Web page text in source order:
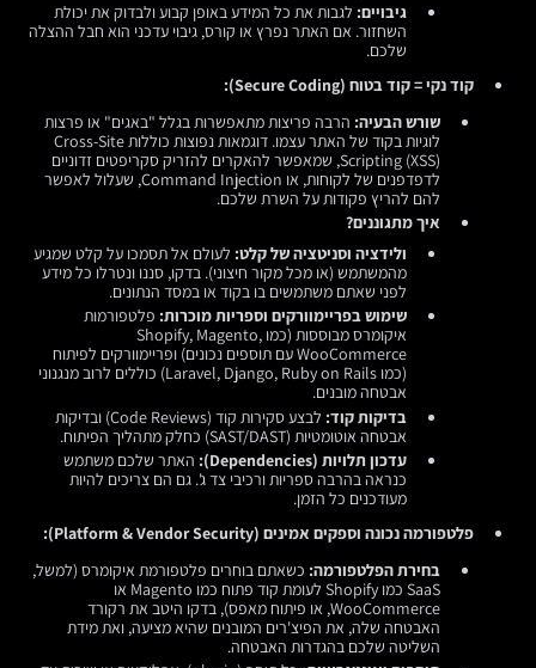
גיבויים: לגבות את כל המידע באופן קבוע ולבדוק את יכולת
השחזור. אם האתר נפרץ או קורס, גיבוי עדכני הוא חבל ההצלה
שלכם.
קוד נקי = קוד בטוח (Secure Coding):
שורש הבעיה: הרבה פריצות מתאפשרות בגלל "באגים" או פרצות
לוגיות בקוד של האתר עצמו. דוגמאות נפוצות כוללות Cross-Site
Scripting (XSS), שמאפשר להאקרים להזריק סקריפטים זדוניים
לדפדפנים של לקוחות, או Command Injection, שעלול לאפשר
להם להריץ פקודות על השרת שלכם.
איך מתגוננים?
ולידציה וסניטציה של קלט: לעולם אל תסמכו על קלט שמגיע
מהמשתמש (או מכל מקור חיצוני). בדקו, סננו ונטרלו כל מידע
לפני שאתם משתמשים בו בקוד או במסד הנתונים.
שימוש בפריימוורקים וספריות מוכרות: פלטפורמות
איקומרס מבוססות (כמו Shopify, Magento,
WooCommerce עם תוספים נכונים) ופריימוורקים לפיתוח
(כמו Laravel, Django, Ruby on Rails) כוללים לרוב מנגנוני
אבטחה מובנים.
בדיקות קוד:
לבצע סקירות קוד (Code Reviews) ובדיקות
אבטחה אוטומטיות (SAST/DAST) כחלק מתהליך הפיתוח.
עדכון תלויות (Dependencies):
האתר שלכם משתמש
כנראה בהרבה ספריות ורכיבי צד ג'. גם הם צריכים להיות
מעודכנים כל הזמן.
פלטפורמה נכונה וספקים אמינים (Platform & Vendor Security):
בחירת הפלטפורמה: כשאתם בוחרים פלטפורמת איקומרס (למשל,
SaaS כמו Shopify לעומת קוד פתוח כמו Magento או
WooCommerce, או פיתוח מאפס), בדקו היטב את רקורד
האבטחה שלה, את הפיצ'רים המובנים שהיא מציעה, ואת מידת
השליטה שלכם בהגדרות האבטחה.